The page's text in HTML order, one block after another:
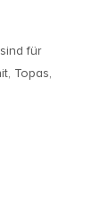
für
Topas,